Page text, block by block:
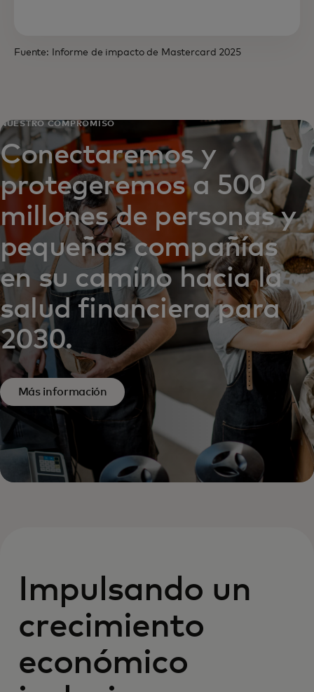
Fuente: Informe de impacto de Mastercard 2025
NUESTRO COMPROMISO
Conectaremos y
protegeremos a 500
millones de personas y
pequeñas compañías
en su camino hacia la
salud financiera para
2030.
Más información
Impulsando un
crecimiento
económico